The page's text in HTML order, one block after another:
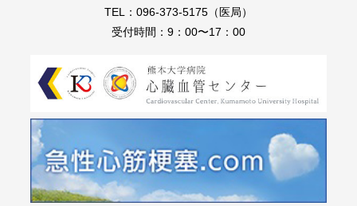
TEL：096-373-5175（医局）
受付時間：9：00〜17：00